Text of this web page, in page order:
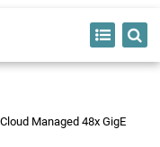
Managed 48x GigE